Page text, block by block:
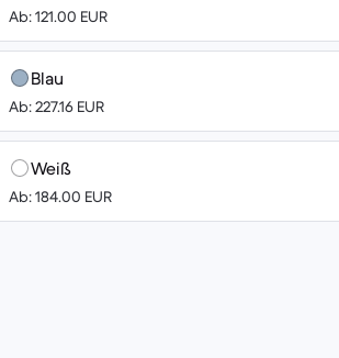
Ab: 121.00 EUR
Blau
Ab: 227.16 EUR
Weiß
Ab: 184.00 EUR